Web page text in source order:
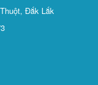
Đắk Lắk